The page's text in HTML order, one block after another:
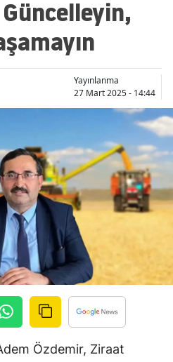
Ankara
Aydın
Bilecik
Bingöl
Bitlis
Bolu
Burdur
Çanakkale
Çankırı
Güncelleyin,
Yayınlanma
27 Mart 2025 - 14:44
Özdemir, Ziraat